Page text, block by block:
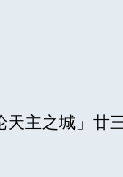
主之城」廿